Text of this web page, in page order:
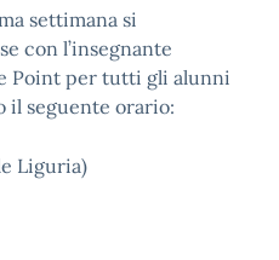
settimana si
con l’insegnante
Point per tutti gli alunni
il seguente orario:
Liguria)